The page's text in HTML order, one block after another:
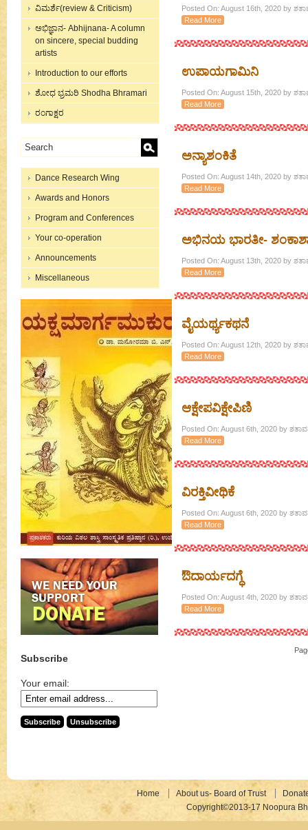
ವಿಮರ್ಶೆ(review & Criticism)
ಅಭಿಜ್ಞಾನ- Abhijnana- A column
on sincere, special budding
artists
Introduction to our efforts
ಶೋಧ ಭ್ರಮರಿ Shodha Bhramari
ರಂಗಾಕ್ಷರ
Dance Research Wing
Awards and Honors
Program and Conferences
Your co-operation
Announcements
Miscellaneous
Subscribe
Your email:
Posted On: August 16th, 2020 by
Read More
ಉಪಾಯಗಾಮಿನಿ
Posted On: August 15th, 2020 by
Read More
ಅನ್ಯಾಶಂಕಿತೆ
Posted On: August 14th, 2020 by
Read More
ಅಭಿನಯ ಭಾರತೀ-
Posted On: August 13th, 2020 by
Read More
ವೈಯರ್ಥ್ಯಕಥನೆ
Posted On: August 12th, 2020 by
Read More
ಆಕ್ಷೇಪವಿಕ್ಷೇಪಿಣಿ
Posted On: August 6th, 2020 by
Read More
ವಿರಕ್ತಿವೀಥಿಕೆ
Posted On: August 6th, 2020 by
Read More
ಔದಾರ್ಯದಗ್ಧೆ
Posted On: August 4th, 2020 by
Read More
Home About us- Board of Trust
Copyright©2013-17 Noopura